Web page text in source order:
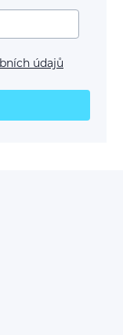
údajů